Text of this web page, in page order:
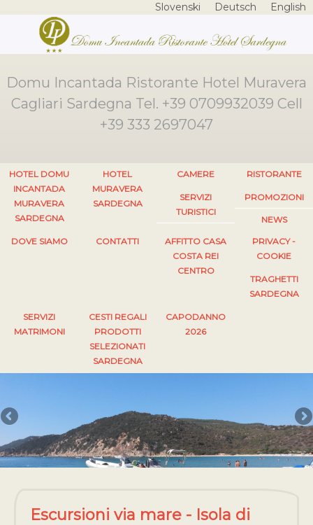
English
Deutsch
Slovenski
Domu Incantada Ristorante Hotel Muravera
Cagliari Sardegna Tel. +39 0709932039 Cell
+39 333 2697047
HOTEL DOMU
INCANTADA
MURAVERA
SARDEGNA
HOTEL
MURAVERA
SARDEGNA
CAMERE RISTORANTE
SERVIZI
TURISTICI
PROMOZIONI
NEWS
DOVE SIAMO CONTATTI
AFFITTO CASA
COSTA REI
CENTRO
PRIVACY -
COOKIE
TRAGHETTI
SARDEGNA
SERVIZI
MATRIMONI
CESTI REGALI
PRODOTTI
SELEZIONATI
SARDEGNA
CAPODANNO
2026
Escursioni via mare - Isola di